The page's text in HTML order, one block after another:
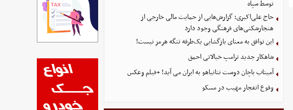
توسط سپاه
حاج علی‌اکبری: گزارش‌هایی از حمایت مالی خارجی از
هنجارشکنی‌های فرهنگی وجود دارد
این توافق به معنای بازگشایی یک‌طرفه تنگه هرمز نیست!
شاهکار جدید ترامپ خیالاتی احمق
آمیتاب باچان دوست نتانیاهو به ایران می آید! +فیلم وعکس
وقوع انفجار مهیب در مسکو